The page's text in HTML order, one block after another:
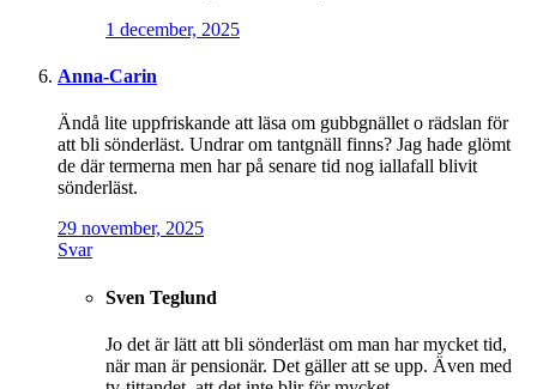
1 december, 2025
Anna-Carin
Ändå lite uppfriskande att läsa om gubbgnället o rädslan för
att bli sönderläst. Undrar om tantgnäll finns? Jag hade glömt
de där termerna men har på senare tid nog iallafall blivit
sönderläst.
29 november, 2025
Svar
Sven Teglund
Jo det är lätt att bli sönderläst om man har mycket tid,
när man är pensionär. Det gäller att se upp. Även med